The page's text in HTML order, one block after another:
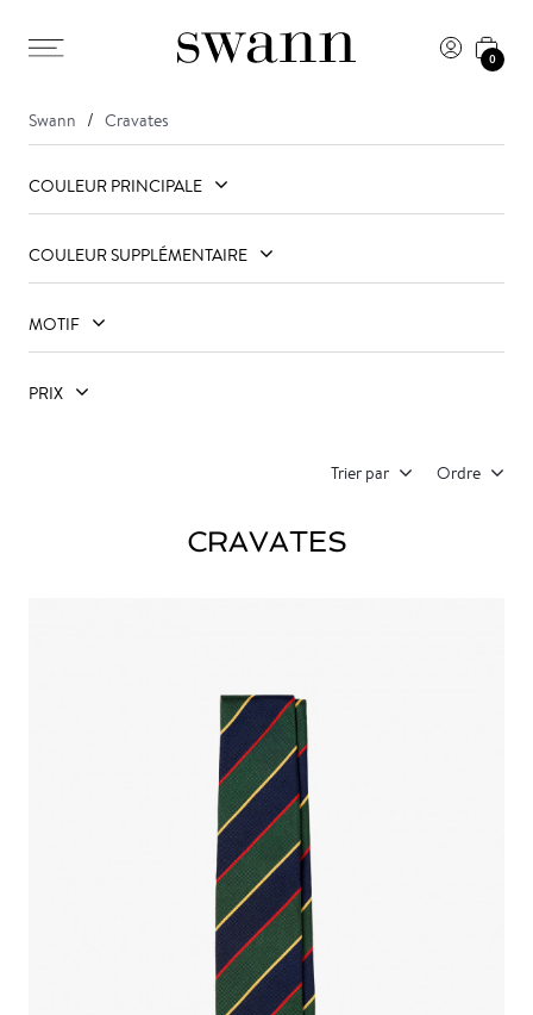
0
Swann Cravates
COULEUR PRINCIPALE
COULEUR SUPPLÉMENTAIRE
MOTIF
PRIX
Trier par Ordre
CRAVATES